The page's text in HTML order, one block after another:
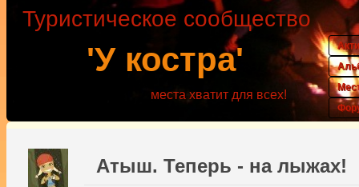
'У костра'
Туристическое сообщество
места хватит для всех!
Атыш. Теперь - на лыжах!